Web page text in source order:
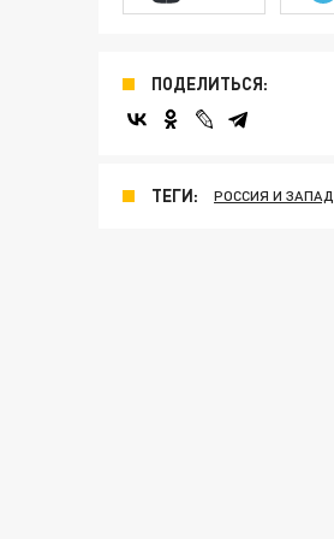
ПОДЕЛИТЬСЯ:
ТЕГИ: РОССИЯ И ЗАПАД